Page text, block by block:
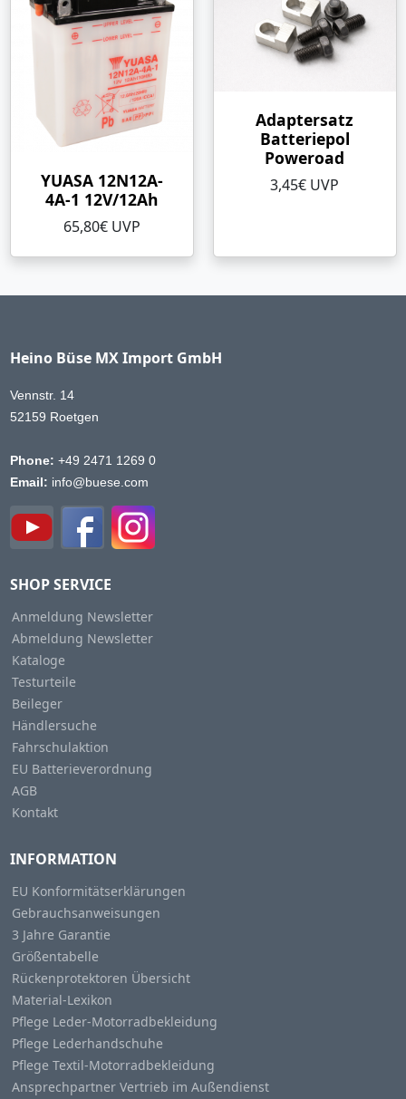
YUASA 12N12A-
4A-1 12V/12Ah
65,80€ UVP
Adaptersatz
Batteriepol
Poweroad
3,45€ UVP
Heino Büse MX Import GmbH
Vennstr. 14
52159 Roetgen
Phone: +49 2471 1269 0
Email: info@buese.com
SHOP SERVICE
Anmeldung Newsletter
Abmeldung Newsletter
Kataloge
Testurteile
Beileger
Händlersuche
Fahrschulaktion
EU Batterieverordnung
AGB
Kontakt
INFORMATION
EU Konformitätserklärungen
Gebrauchsanweisungen
3 Jahre Garantie
Größentabelle
Rückenprotektoren Übersicht
Material-Lexikon
Pflege Leder-Motorradbekleidung
Pflege Lederhandschuhe
Pflege Textil-Motorradbekleidung
Ansprechpartner Vertrieb im Außendienst